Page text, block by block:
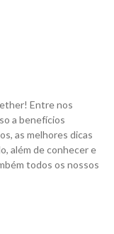
Entre nos
a benefícios
as melhores dicas
além de conhecer e
todos os nossos